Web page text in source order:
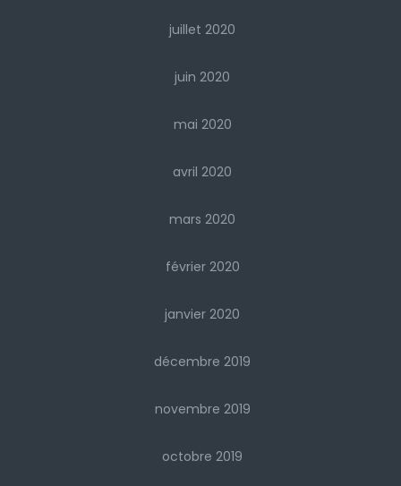
juillet 2020
juin 2020
mai 2020
avril 2020
mars 2020
février 2020
janvier 2020
décembre 2019
novembre 2019
octobre 2019